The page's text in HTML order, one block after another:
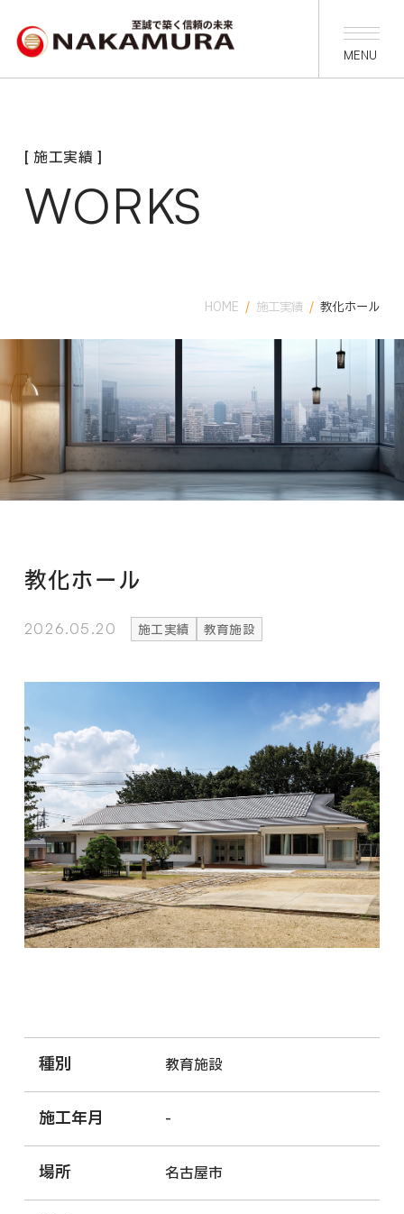
[ 施工実績 ]
WORKS
HOME / 施工実績 / 教化ホール
教化ホール
2026.05.20 施工実績 教育施設
種別 教育施設
施工年月 -
場所 名古屋市